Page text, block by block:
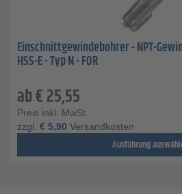
Einschnittgewindebohrer - NPT-
HSS-E - Typ N - FOR
ab€25,55
Preis inkl. MwSt.
zzgl. € 5,90 Versandkosten
Ausführung